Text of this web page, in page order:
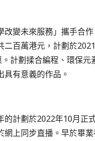
改變未來服務」攜手合
二百萬港元，計劃於
計劃揉合編程、環保
有意義的作品。
的計劃於2022年10月正
網上同步直播。早於畢